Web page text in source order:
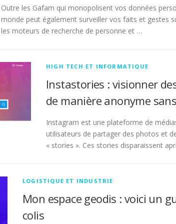
Outre les Gafam qui monopolisent vos données
monde peut également surveiller vos faits et gestes
les moteurs de recherche de personne et …
HIGH TECH ET INFORMATIQUE
Instastories : visionner
de manière anonyme
Instagram est une plateforme de
utilisateurs de partager des photos et
« stories ». Ces stories disparaissent
LOGISTIQUE ET INDUSTRIE
Mon espace geodis : voici un
colis